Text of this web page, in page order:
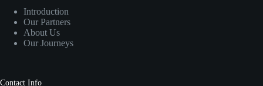
Introduction
Our Partners
About Us
Our Journeys
Contact Info